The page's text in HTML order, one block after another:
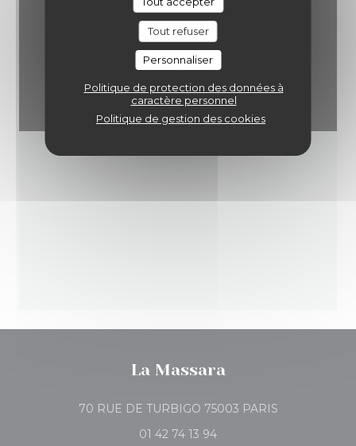
Tout refuser
Personnaliser
Politique de protection des données à
caractère personnel
Politique de gestion des cookies
La Massara
70 RUE DE TURBIGO 75003 PARIS((ouvre une
01 42 74 13 94